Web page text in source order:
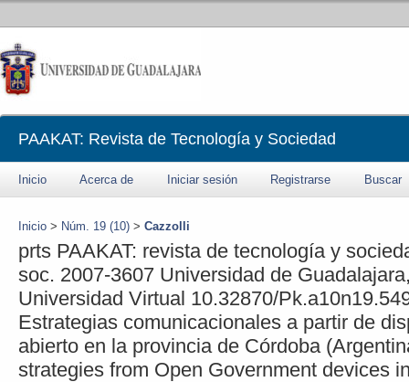
PAAKAT: Revista de Tecnología y Sociedad
Inicio Acerca de Iniciar sesión Registrarse Buscar
Inicio > Núm. 19 (10) > Cazzolli
prts PAAKAT: revista de tecnología y
soc. 2007-3607 Universidad de
Universidad Virtual 10.32870/
Estrategias comunicacionales a partir de
abierto en la provincia de Córdoba
strategies from Open Government devices